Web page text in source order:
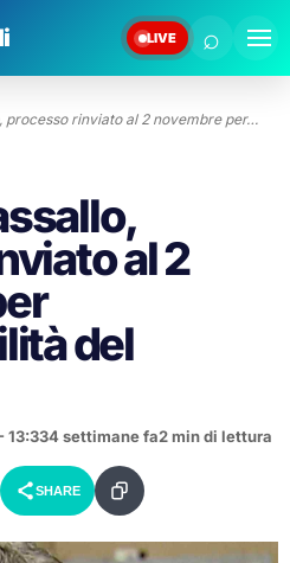
LIVE ⌕
processo rinviato al 2 novembre per…
al 2
del
13:334 settimane fa2 min di lettura
SHARE